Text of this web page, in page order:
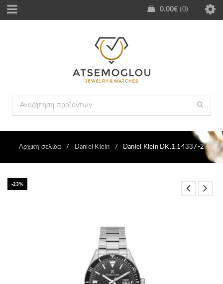
0.00€ 0
Αρχική σελίδα / Daniel Klein / Daniel Klein DK.1.14337-2
-23%